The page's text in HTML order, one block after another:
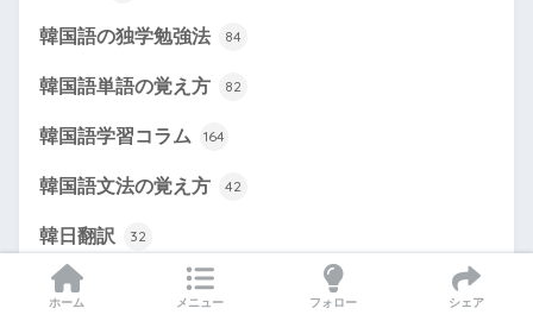
韓国語の独学勉強法 84
韓国語単語の覚え方 82
韓国語学習コラム 164
韓国語文法の覚え方 42
韓日翻訳 32
ホーム メニュー フォロー シェア